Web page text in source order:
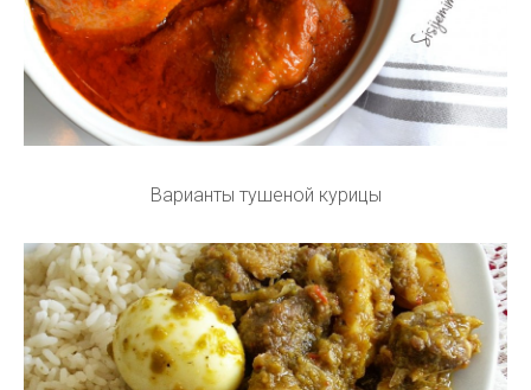
Варианты тушеной курицы